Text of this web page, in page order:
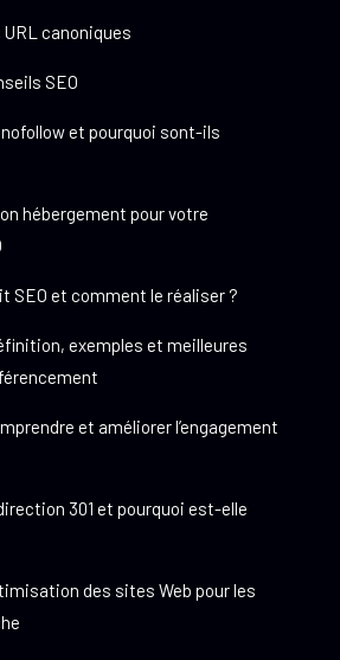
canoniques
SEO
nofollow et pourquoi sont-ils
hébergement pour votre
SEO et comment le réaliser ?
exemples et meilleures
et améliorer l’engagement
301 et pourquoi est-elle
des sites Web pour les